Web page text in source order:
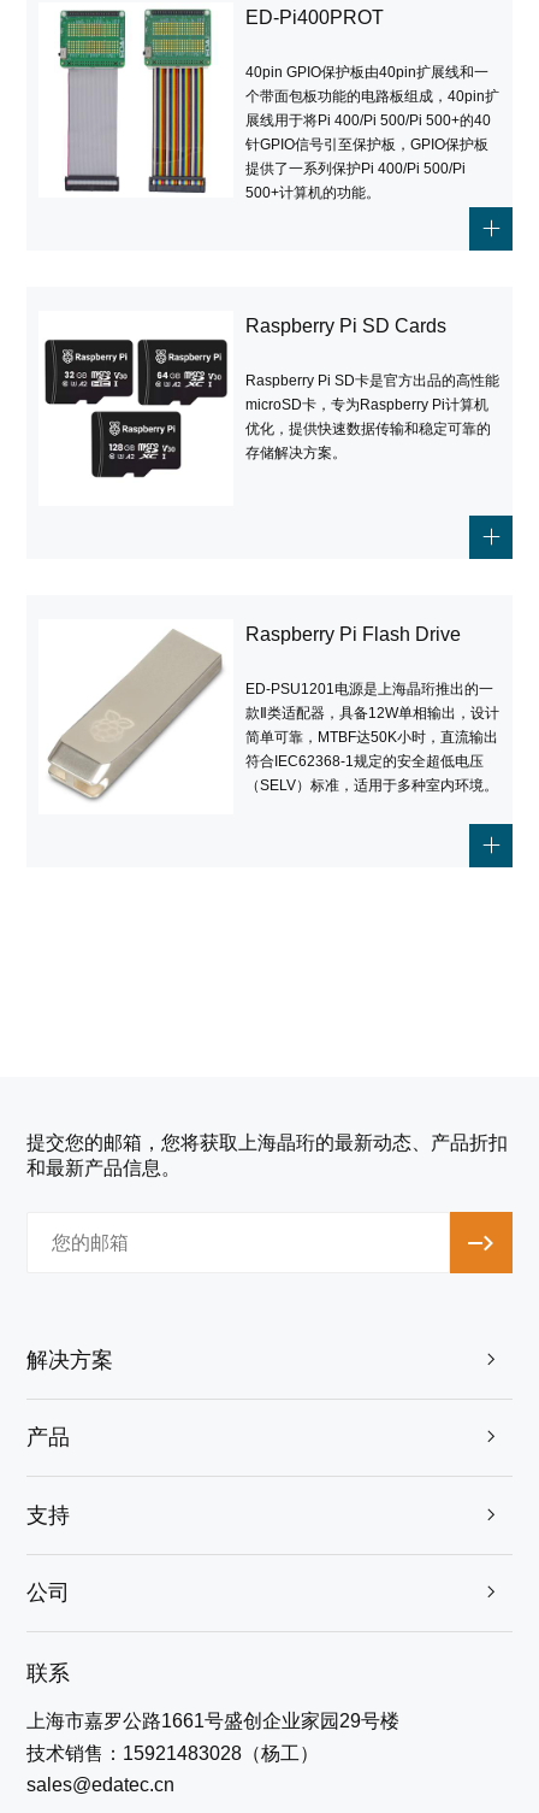
ED-Pi400PROT
40pin GPIO保护板由40pin扩展线和一
个带面包板功能的电路板组成，40pin扩
展线用于将Pi 400/Pi 500/Pi 500+的40
针GPIO信号引至保护板，GPIO保护板
提供了一系列保护Pi 400/Pi 500/Pi
500+计算机的功能。
Raspberry Pi SD Cards
Raspberry Pi SD卡是官方出品的高性能
microSD卡，专为Raspberry Pi计算机
优化，提供快速数据传输和稳定可靠的
存储解决方案。
Raspberry Pi Flash Drive
ED-PSU1201电源是上海晶珩推出的一
款Ⅱ类适配器，具备12W单相输出，设计
简单可靠，MTBF达50K小时，直流输出
符合IEC62368-1规定的安全超低电压
（SELV）标准，适用于多种室内环境。
提交您的邮箱，您将获取上海晶珩的最新动态、产品折扣
和最新产品信息。
解决方案 
产品 
支持 
公司 
联系
上海市嘉罗公路1661号盛创企业家园29号楼
技术销售：15921483028（杨工）
sales@edatec.cn